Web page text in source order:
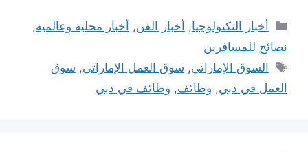
التصنيفات
أخبار التكنولوجيا, أخبار الفن, أخبار محلية وعالمية,
نصائح للمسافرين
الوسوم
السوق الإماراتي , سوق العمل الإماراتي , سوق
العمل في دبي , وظائف , وظائف في دبي